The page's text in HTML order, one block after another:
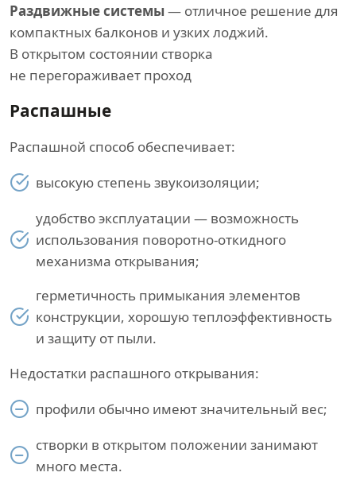
Раздвижные системы — отличное решение для
компактных балконов и узких лоджий.
В открытом состоянии створка
не перегораживает проход
Распашные
Распашной способ обеспечивает:
высокую степень звукоизоляции;
удобство эксплуатации — возможность
использования поворотно-откидного
механизма открывания;
герметичность примыкания элементов
конструкции, хорошую теплоэффективность
и защиту от пыли.
Недостатки распашного открывания:
профили обычно имеют значительный вес;
створки в открытом положении занимают
много места.